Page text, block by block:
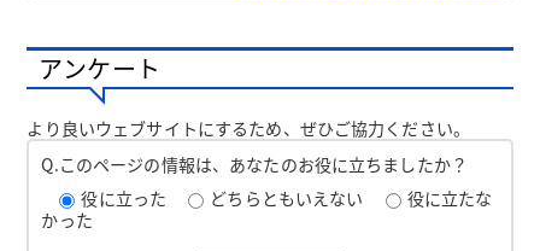
アンケート
より良いウェブサイトにするため、ぜひご協力ください。
Q.このページの情報は、あなたのお役に立ちましたか？
役に立った
どちらともいえない
役に立たな
かった